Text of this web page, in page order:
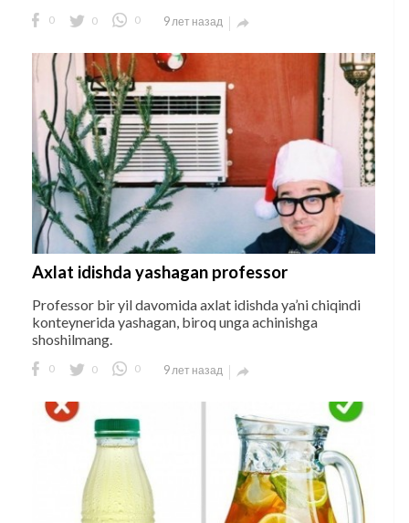
0 0 0 9 лет назад 
Axlat idishda yashagan professor
Professor bir yil davomida axlat idishda ya’ni chiqindi
konteynerida yashagan, biroq unga achinishga
shoshilmang.
0 0 0 9 лет назад 